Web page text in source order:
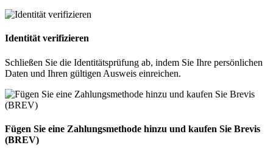
Identität verifizieren
Schließen Sie die Identitätsprüfung ab, indem Sie Ihre persönlichen
Daten und Ihren gültigen Ausweis einreichen.
Fügen Sie eine Zahlungsmethode hinzu und kaufen Sie Brevis
(BREV)